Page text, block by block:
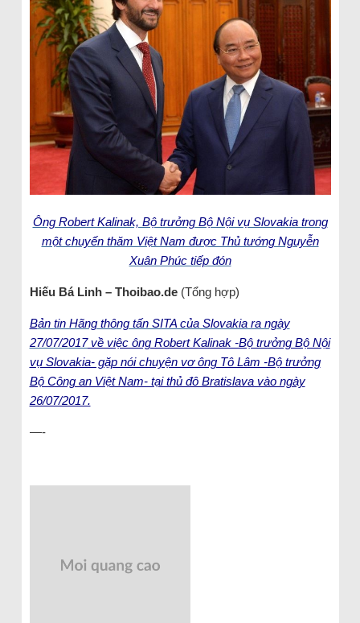
Ông Robert Kalinak, Bộ trưởng Bộ Nội vụ Slovakia trong
một chuyến thăm Việt Nam được Thủ tướng Nguyễn
Xuân Phúc tiếp đón
Hiếu Bá Linh – Thoibao.de(Tổng hợp)
Bản tin Hãng thông tấn SITA của Slovakia ra ngày
27/07/2017về việc ông Robert Kalinak -Bộ trưởng Bộ Nội
vụ Slovakia- gặp nói chuyện vơ ông Tô Lâm -Bộ trưởng
Bộ Công an Việt Nam- tại thủ đô Bratislava vào ngày
26/07/2017.
—-